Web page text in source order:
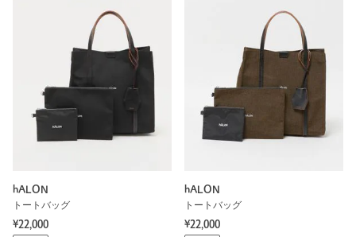
hALON
トートバッグ
¥22,000
hALON
トートバッグ
¥22,000